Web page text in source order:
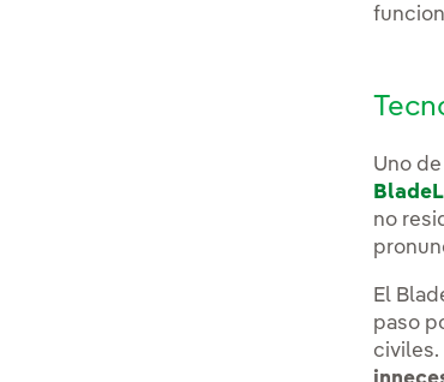
Uno
no
El
paso
civiles.